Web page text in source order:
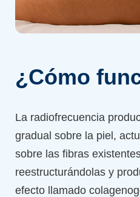
¿Cómo
La radiofrecuencia
gradual sobre la piel,
sobre las fibras
reestructurándolas y
efecto llamado